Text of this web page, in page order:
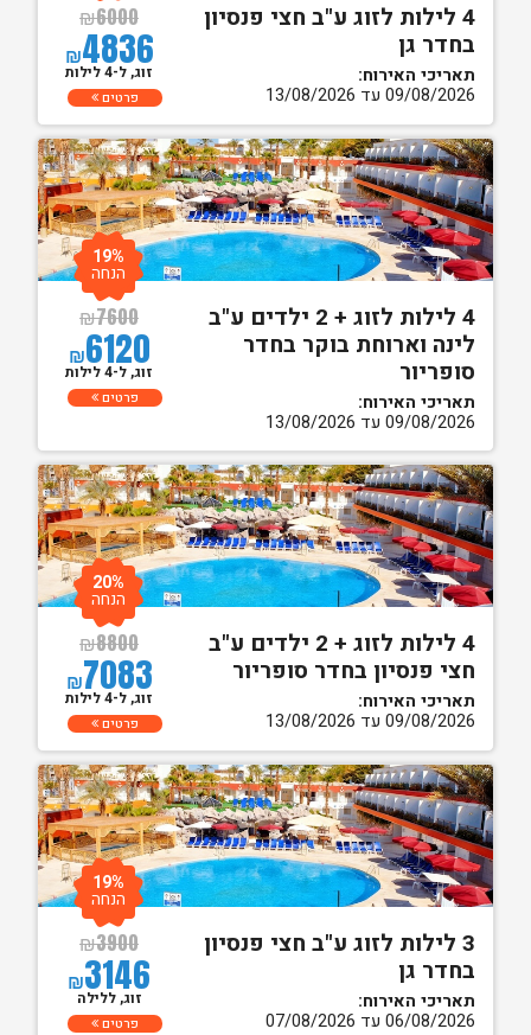
4 לילות לזוג ע"ב חצי פנסיון
בחדר גן
תאריכי האירוח:
09/08/2026 עד 13/08/2026
₪6000
₪4836
זוג, ל-4 לילות
פרטים
4 לילות לזוג + 2 ילדים ע"ב
לינה וארוחת בוקר בחדר
סופריור
תאריכי האירוח:
09/08/2026 עד 13/08/2026
₪7600
₪6120
19%
הנחה
זוג, ל-4 לילות
פרטים
4 לילות לזוג + 2 ילדים ע"ב
חצי פנסיון בחדר סופריור
תאריכי האירוח:
09/08/2026 עד 13/08/2026
₪8800
₪7083
20%
הנחה
זוג, ל-4 לילות
פרטים
3 לילות לזוג ע"ב חצי פנסיון
בחדר גן
תאריכי האירוח:
06/08/2026 עד 07/08/2026
₪3900
₪3146
19%
הנחה
זוג, ללילה
פרטים